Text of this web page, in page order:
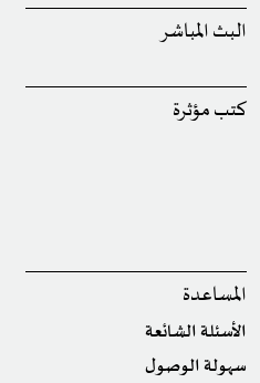
البث المباشر
كتب مؤثرة
المساعدة
الأسئلة الشائعة
سهولة الوصول